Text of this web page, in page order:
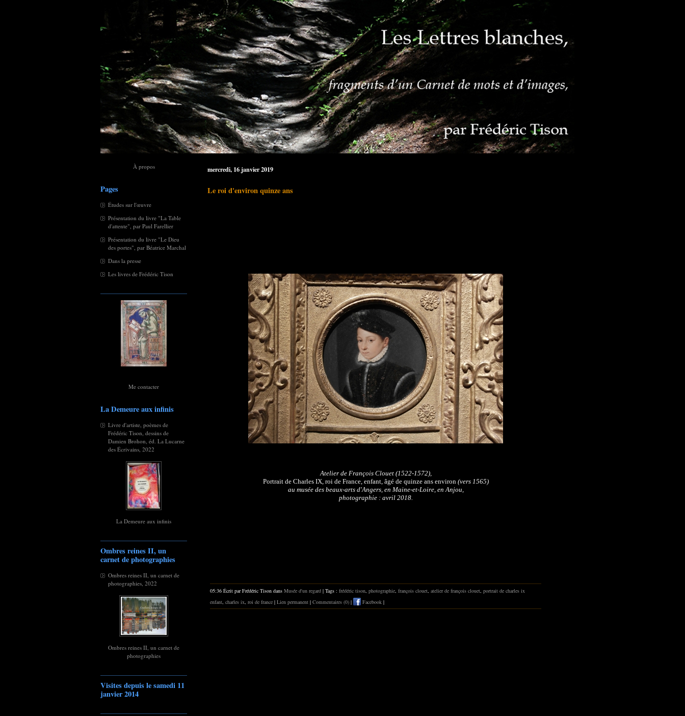
À propos
Pages
Études sur l'œuvre
Présentation du livre "La Table
d'attente", par Paul Farellier
Présentation du livre "Le Dieu
des portes", par Béatrice Marchal
Dans la presse
Les livres de Frédéric Tison
Me contacter
La Demeure aux infinis
Livre d'artiste, poèmes de
Frédéric Tison, dessins de
Damien Brohon, éd. La Lucarne
des Écrivains, 2022
La Demeure aux infinis
Ombres reines II, un
carnet de photographies
Ombres reines II, un carnet de
photographies, 2022
Ombres reines II, un carnet de
photographies
Visites depuis le samedi 11
janvier 2014
mercredi, 16 janvier 2019
Le roi d'environ quinze ans
Atelier de François Clouet (1522-1572),
Portrait de Charles IX, roi de France, enfant, âgé de quinze ans environ (vers 1565)
au musée des beaux-arts d'Angers, en Maine-et-Loire, en Anjou,
photographie : avril 2018.
05:36 Écrit par Frédéric Tison dans Musée d'un regard | Tags : frédéric tison photographie françois clouet atelier de françois clouet portrait de charles ix
enfant charles ix roi de france | Lien permanent | Commentaires (0) | Facebook |